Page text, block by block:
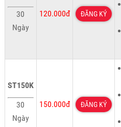
30
Ngày
120.000đ ĐĂNG KÝ
ST150K
30
Ngày
150.000đ ĐĂNG KÝ